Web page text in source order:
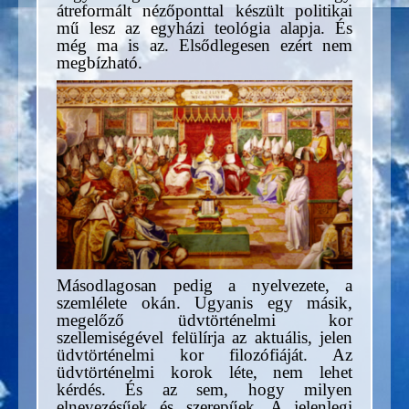
átreformált nézőponttal készült politikai
mű lesz az egyházi teológia alapja. És
még ma is az. Elsődlegesen ezért nem
megbízható.
Másodlagosan pedig a nyelvezete, a
szemlélete okán. Ugyanis egy másik,
megelőző üdvtörténelmi kor
szellemiségével felülírja az aktuális, jelen
üdvtörténelmi kor filozófiáját. Az
üdvtörténelmi korok léte, nem lehet
kérdés. És az sem, hogy milyen